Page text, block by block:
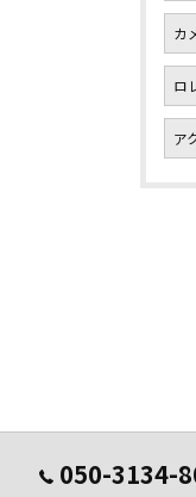
カ
ロ
ア
050-3134-